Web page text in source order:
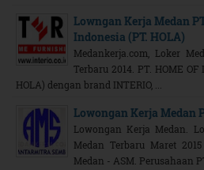
Lowngan Kerja Medan
Indonesia (PT. HOLA)
Medankerja.com, Loker
Terbaru 2014. PT. HOME OF
HOLA) dengan brand INTERIO, ...
Lowongan Kerja Medan
Lowongan Kerja Medan.
Medan Terbaru Maret
Medan - ASM. Perusahaan